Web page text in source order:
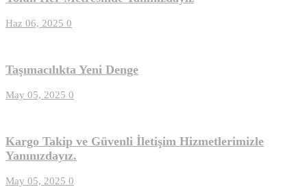
Haz 06, 2025 0
Taşımacılıkta Yeni Denge
May 05, 2025 0
Kargo Takip ve Güvenli İletişim Hizmetlerimizle
Yanınızdayız.
May 05, 2025 0